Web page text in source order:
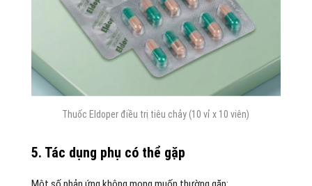
Thuốc Eldoper điều trị tiêu chảy (10 vỉ x 10 viên)
5. Tác dụng phụ có thể gặp